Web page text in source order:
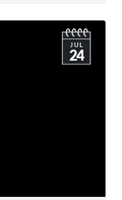
JUL
24